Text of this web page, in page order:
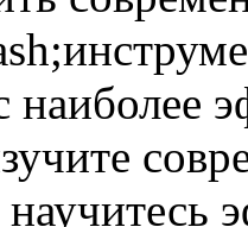
наиболее